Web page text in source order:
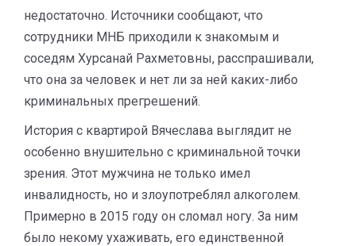
недостаточно. Источники сообщают, что
сотрудники МНБ приходили к знакомым и
соседям Хурсанай Рахметовны, расспрашивали,
что она за человек и нет ли за ней каких-либо
криминальных прегрешений.
История с квартирой Вячеслава выглядит не
особенно внушительно с криминальной точки
зрения. Этот мужчина не только имел
инвалидность, но и злоупотреблял алкоголем.
Примерно в 2015 году он сломал ногу. За ним
было некому ухаживать, его единственной